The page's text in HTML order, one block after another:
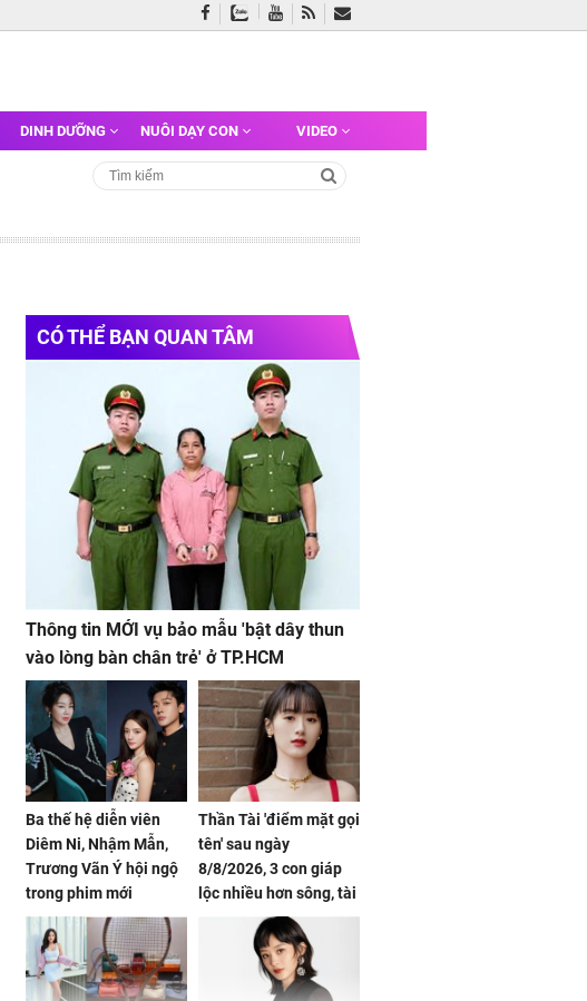
DINH DƯỠNG NUÔI DẠY CON VIDEO
CÓ THỂ BẠN QUAN TÂM
Thông tin MỚI vụ bảo mẫu 'bật dây thun
vào lòng bàn chân trẻ' ở TP.HCM
Ba thế hệ diễn viên
Diêm Ni, Nhậm Mẫn,
Trương Vãn Ý hội ngộ
trong phim mới
Thần Tài 'điểm mặt gọi
tên' sau ngày
8/8/2026, 3 con giáp
lộc nhiều hơn sông, tài
vận sáng như trăng
Rằm, chính thức hết